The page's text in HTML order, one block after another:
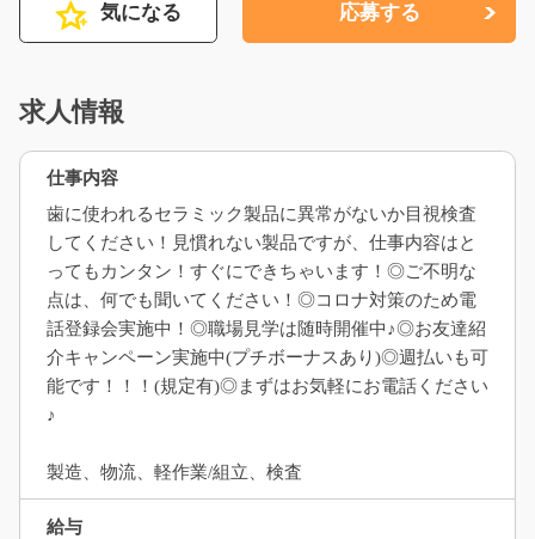
気になる 応募する
求人情報
仕事内容
歯に使われるセラミック製品に異常がないか目視検査
してください！見慣れない製品ですが、仕事内容はと
ってもカンタン！すぐにできちゃいます！◎ご不明な
点は、何でも聞いてください！◎コロナ対策のため電
話登録会実施中！◎職場見学は随時開催中♪◎お友達紹
介キャンペーン実施中(プチボーナスあり)◎週払いも可
能です！！！(規定有)◎まずはお気軽にお電話ください
♪
製造、物流、軽作業/組立、検査
給与